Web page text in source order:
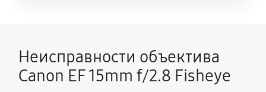
Неисправности объектива
Canon EF 15mm f/2.8 Fisheye